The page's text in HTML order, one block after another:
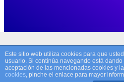
Copyright © 2025 Marca Tema
Powered
Este sitio web utiliza cookies para que
usuario. Si continúa navegando está
aceptación de las mencionadas cookies y
cookies, pinche el enlace para mayor